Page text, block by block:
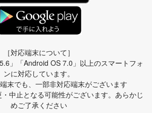
［対応端末について］
」「Android OS 7.0」以上のスマートフォ
ンに対応しています。
末でも、一部非対応端末がございます
中止となる可能性がございます。あらかじ
めご了承ください